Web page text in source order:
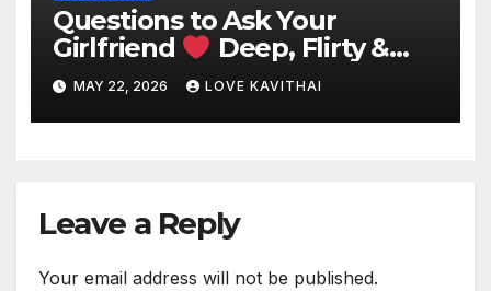
Questions to Ask Your
Girlfriend
Deep, Flirty &
Love Questions
MAY 22, 2026 LOVE KAVITHAI
Leave a Reply
Your email address will not be published.